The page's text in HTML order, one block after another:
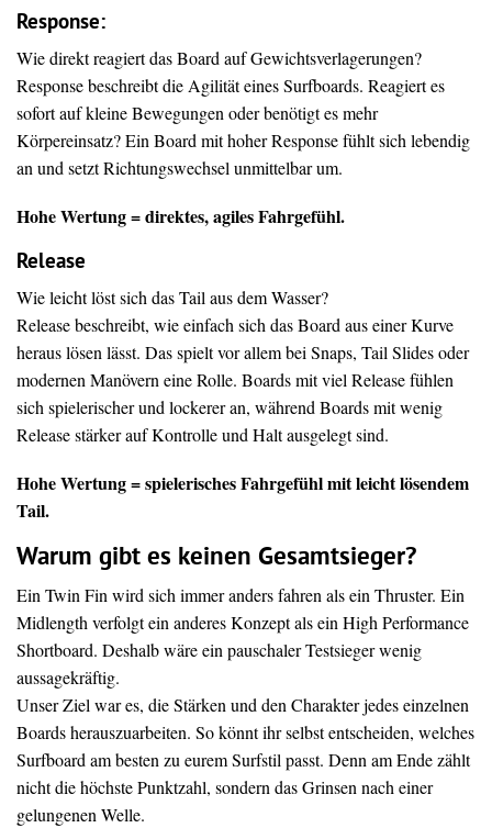
Response:
Wie direkt reagiert das Board auf Gewichtsverlagerungen?
Response beschreibt die Agilität eines Surfboards. Reagiert es
sofort auf kleine Bewegungen oder benötigt es mehr
Körpereinsatz? Ein Board mit hoher Response fühlt sich lebendig
an und setzt Richtungswechsel unmittelbar um.
Hohe Wertung = direktes, agiles Fahrgefühl.
Release
Wie leicht löst sich das Tail aus dem Wasser?
Release beschreibt, wie einfach sich das Board aus einer Kurve
heraus lösen lässt. Das spielt vor allem bei Snaps, Tail Slides oder
modernen Manövern eine Rolle. Boards mit viel Release fühlen
sich spielerischer und lockerer an, während Boards mit wenig
Release stärker auf Kontrolle und Halt ausgelegt sind.
Hohe Wertung = spielerisches Fahrgefühl mit leicht lösendem
Tail.
Warum gibt es keinen Gesamtsieger?
Ein Twin Fin wird sich immer anders fahren als ein Thruster. Ein
Midlength verfolgt ein anderes Konzept als ein High Performance
Shortboard. Deshalb wäre ein pauschaler Testsieger wenig
aussagekräftig.
Unser Ziel war es, die Stärken und den Charakter jedes einzelnen
Boards herauszuarbeiten. So könnt ihr selbst entscheiden, welches
Surfboard am besten zu eurem Surfstil passt. Denn am Ende zählt
nicht die höchste Punktzahl, sondern das Grinsen nach einer
gelungenen Welle.